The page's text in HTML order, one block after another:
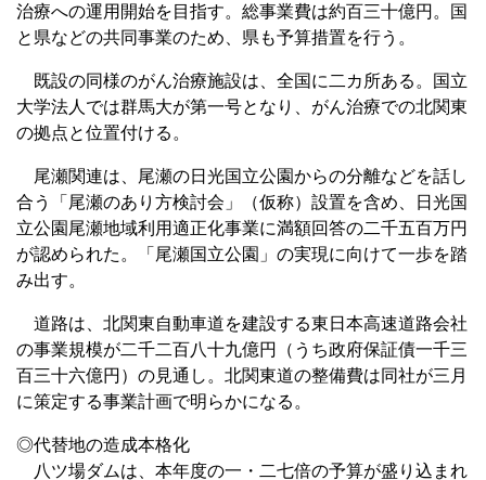
治療への運用開始を目指す。総事業費は約百三十億円。国
と県などの共同事業のため、県も予算措置を行う。
既設の同様のがん治療施設は、全国に二カ所ある。国立
大学法人では群馬大が第一号となり、がん治療での北関東
の拠点と位置付ける。
尾瀬関連は、尾瀬の日光国立公園からの分離などを話し
合う「尾瀬のあり方検討会」（仮称）設置を含め、日光国
立公園尾瀬地域利用適正化事業に満額回答の二千五百万円
が認められた。「尾瀬国立公園」の実現に向けて一歩を踏
み出す。
道路は、北関東自動車道を建設する東日本高速道路会社
の事業規模が二千二百八十九億円（うち政府保証債一千三
百三十六億円）の見通し。北関東道の整備費は同社が三月
に策定する事業計画で明らかになる。
◎代替地の造成本格化
八ツ場ダムは、本年度の一・二七倍の予算が盛り込まれ